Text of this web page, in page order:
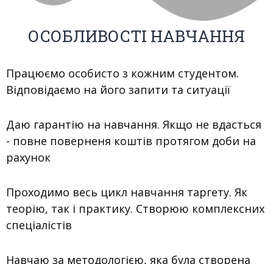
ОСОБЛИВОСТІ НАВЧАННЯ
Працюємо особисто з кожним студентом.
Відповідаємо на його запити та ситуації
Даю гарантію на навчання. Якщо не вдасться
- повне поверненя коштів протягом доби на
рахунок
Проходимо весь цикл навчання таргету. Як
теорію, так і практику. Створюю комплексних
спеціалістів
Навчаю за методологією, яка була створена